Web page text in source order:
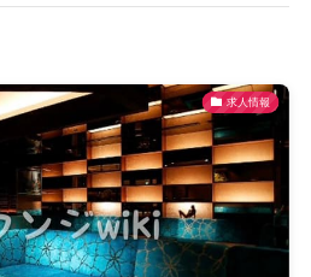
求人情報